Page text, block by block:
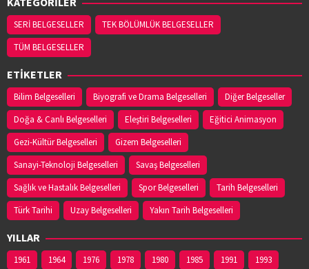
SERİ BELGESELLER
TEK BÖLÜMLÜK BELGESELLER
TÜM BELGESELLER
ETİKETLER
Bilim Belgeselleri Biyografi ve Drama Belgeselleri
Diğer Belgeseller
Doğa & Canlı Belgeselleri
Eleştiri Belgeselleri
Eğitici Animasyon
Gezi-Kültür Belgeselleri
Gizem Belgeselleri
Sanayi-Teknoloji Belgeselleri
Savaş Belgeselleri
Sağlık ve Hastalık Belgeselleri
Spor Belgeselleri
Tarih Belgeselleri
Türk Tarihi
Uzay Belgeselleri Yakın Tarih Belgeselleri
YILLAR
1961 1964 1976 1978 1980 1985 1991
1993